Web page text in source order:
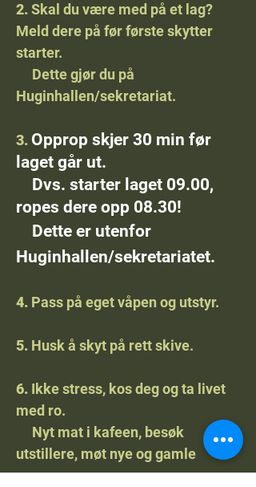
2.Skal du være med på et lag?
Meld dere på før første skytter
starter.
Dette gjør du på
Huginhallen/sekretariat.
3.Opprop skjer 30 min før
laget går ut.
Dvs. starter laget 09.00,
ropes dere opp 08.30!
Dette er utenfor
Huginhallen/sekretariatet.
4. Pass på eget våpen og utstyr.
5. Husk å skyt på rett skive.
6. Ikke stress, kos deg og ta livet
med ro.
Nyt mat i kafeen, besøk
utstillere, møt nye og gamle
venner.